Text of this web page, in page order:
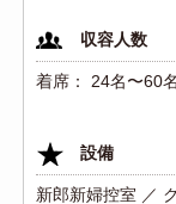
収容人数
着席： 24名〜60
設備
新郎新婦控室 ／